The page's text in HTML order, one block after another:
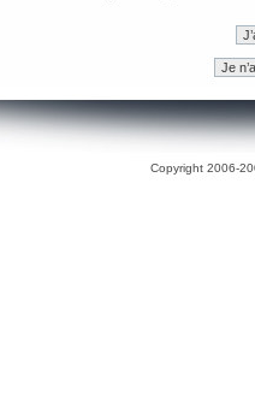
Copyright 2006-